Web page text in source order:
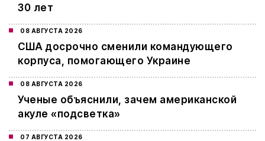
30 лет
08 АВГУСТА 2026
США досрочно сменили командующего
корпуса, помогающего Украине
08 АВГУСТА 2026
Ученые объяснили, зачем американской
акуле «подсветка»
07 АВГУСТА 2026